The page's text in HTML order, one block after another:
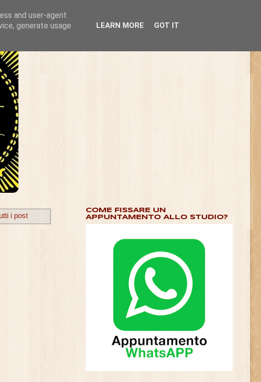
i post
COME FISSARE UN
APPUNTAMENTO ALLO STUDIO?
and user-agent
generate usage
LEARN MORE GOT IT